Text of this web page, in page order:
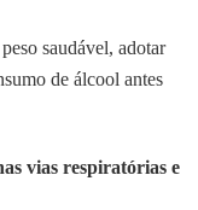
saudável, adotar
de álcool antes
vias respiratórias e